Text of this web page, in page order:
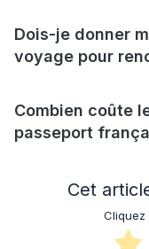
Dois-je donner
voyage pour
Combien coûte
passeport
Cet
Cliquez